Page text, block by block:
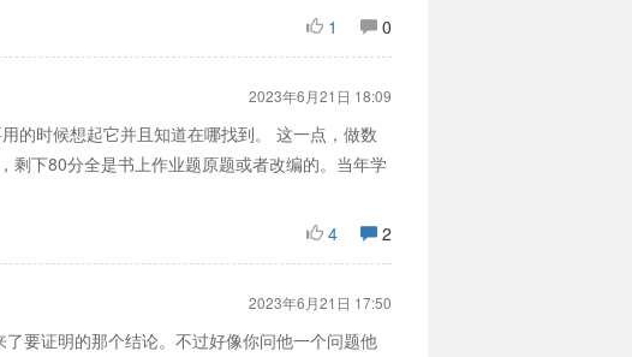
1
0
2023年6月21日 18:09
的时候想起它并且知道在哪找到。 这一点，做数
剩下80分全是书上作业题原题或者改编的。当年学
4
2
2023年6月21日 17:50
要证明的那个结论。不过好像你问他一个问题他